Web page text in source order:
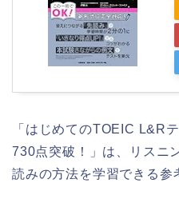
「はじめてのTOEIC L&R
730点突破！」は、リスニ
読みの方法を学習できる参